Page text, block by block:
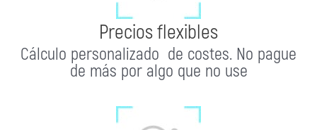
Precios flexibles
Cálculo personalizado de costes. No pague
de más por algo que no use